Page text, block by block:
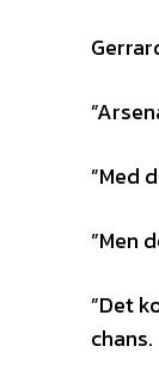
”Med
”Men
”Det
chans.